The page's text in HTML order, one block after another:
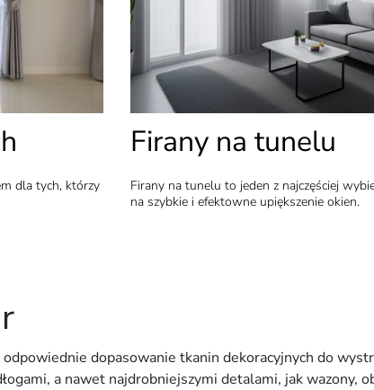
dla tych, którzy
Firany na tunelu
Firany na tunelu to jeden z najczęściej
na szybkie i efektowne upiększenie okien.
dopasowanie tkanin dekoracyjnych do
a nawet najdrobniejszymi detalami, jak